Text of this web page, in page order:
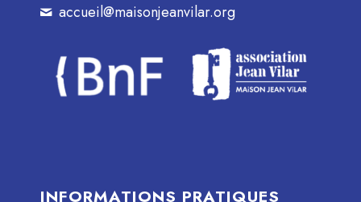
accueil@maisonjeanvilar.org
INFORMATIONS PRATIQUES